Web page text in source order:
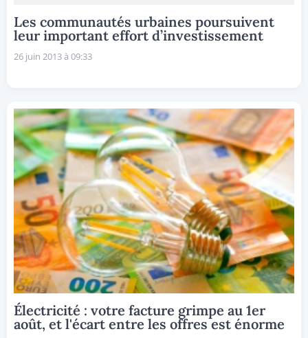
Les communautés urbaines poursuivent
leur important effort d’investissement
26 juin 2013 à 09:33
Électricité : votre facture grimpe au 1er
août, et l'écart entre les offres est énorme